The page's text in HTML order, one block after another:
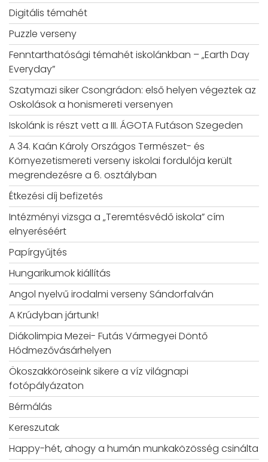
Digitális témahét
Puzzle verseny
Fenntarthatósági témahét iskolánkban – „Earth Day
Everyday”
Szatymazi siker Csongrádon: első helyen végeztek az
Oskolások a honismereti versenyen
Iskolánk is részt vett a III. ÁGOTA Futáson Szegeden
A 34. Kaán Károly Országos Természet- és
Környezetismereti verseny iskolai fordulója került
megrendezésre a 6. osztályban
Étkezési díj befizetés
Intézményi vizsga a „Teremtésvédő iskola” cím
elnyeréséért
Papírgyűjtés
Hungarikumok kiállítás
Angol nyelvű irodalmi verseny Sándorfalván
A Krúdyban jártunk!
Diákolimpia Mezei- Futás Vármegyei Döntő
Hódmezővásárhelyen
Ökoszakköröseink sikere a víz világnapi
fotópályázaton
Bérmálás
Kereszutak
Happy-hét, ahogy a humán munkaközösség csinálta